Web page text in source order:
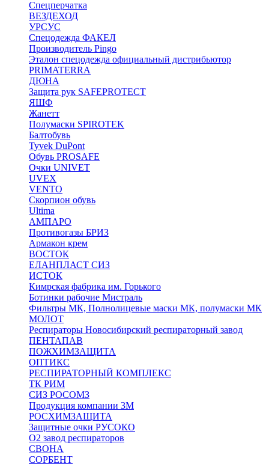
Спецперчатка
ВЕЗДЕХОД
УРСУС
Спецодежда ФАКЕЛ
Производитель Pingo
Эталон спецодежда официальный дистрибьютор
PRIMATERRA
ДЮНА
Защита рук SAFEPROTECT
ЯШФ
Жанетт
Полумаски SPIROTEK
Балтобувь
Tyvek DuPont
Обувь PROSAFE
Очки UNIVET
UVEX
VENTO
Скорпион обувь
Ultima
АМПАРО
Противогазы БРИЗ
Армакон крем
ВОСТОК
ЕЛАНПЛАСТ СИЗ
ИСТОК
Кимрская фабрика им. Горького
Ботинки рабочие Мистраль
Фильтры МК, Полнолицевые маски МК, полумаски МК
МОЛОТ
Респираторы Новосибирский респираторный завод
ПЕНТАПАВ
ПОЖХИМЗАЩИТА
ОПТИКС
РЕСПИРАТОРНЫЙ КОМПЛЕКС
ТК РИМ
СИЗ РОСОМЗ
Продукция компании 3M
РОСХИМЗАЩИТА
Защитные очки РУСОКО
О2 завод респираторов
СВОНА
СОРБЕНТ